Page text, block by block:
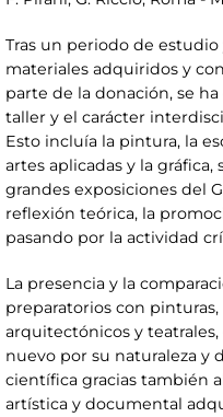
Tras un periodo de
materiales adquiridos y
parte de la donación, se
taller y el carácter
Esto incluía la pintura, la
artes aplicadas y la
grandes exposiciones del
reflexión teórica, la
pasando por la actividad
La presencia y la
preparatorios con
arquitectónicos y
nuevo por su naturaleza y
científica gracias también
artística y documental